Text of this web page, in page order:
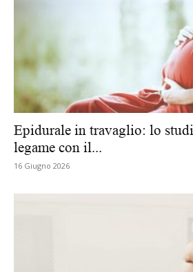
Epidurale in travaglio: lo
legame con il...
16 Giugno 2026